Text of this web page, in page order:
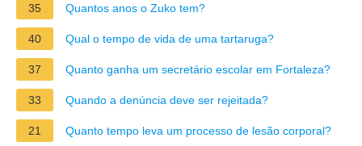
35 Quantos anos o Zuko tem?
40 Qual o tempo de vida de uma tartaruga?
37 Quanto ganha um secretário escolar em Fortaleza?
33 Quando a denúncia deve ser rejeitada?
21 Quanto tempo leva um processo de lesão corporal?